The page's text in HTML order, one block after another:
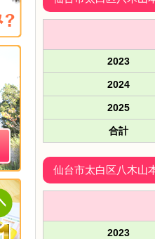
2023
2024
2025
合計
仙台市太白区八木山
2023